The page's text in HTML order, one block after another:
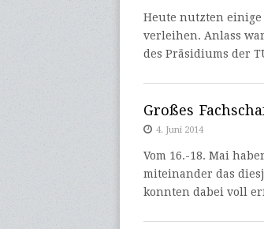
Heute nutzten einige
verleihen. Anlass
des Präsidiums der
Großes
4. Juni 2014
Vom 16.-18. Mai
miteinander das
konnten dabei voll